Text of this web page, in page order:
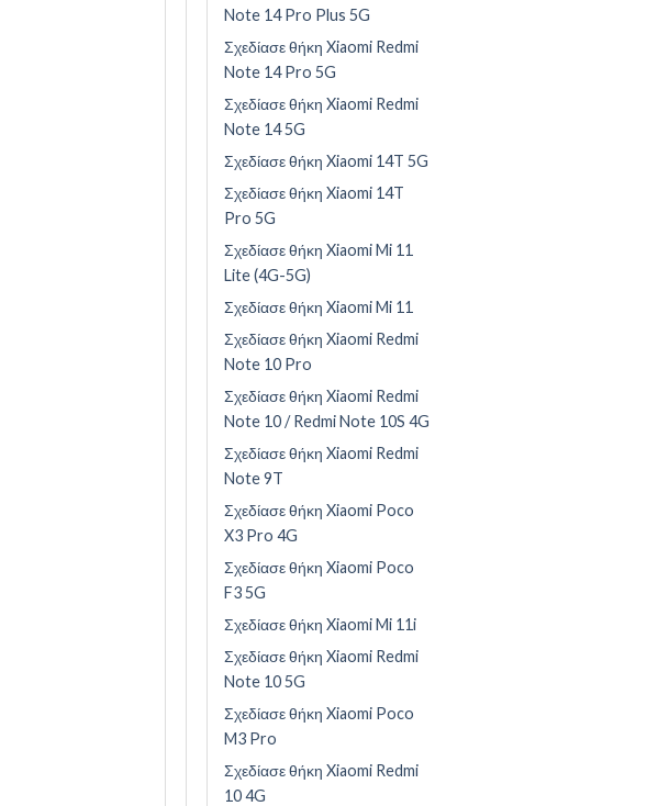
Note 14 Pro Plus 5G
Σχεδίασε θήκη Xiaomi Redmi
Note 14 Pro 5G
Σχεδίασε θήκη Xiaomi Redmi
Note 14 5G
Σχεδίασε θήκη Xiaomi 14T 5G
Σχεδίασε θήκη Xiaomi 14T
Pro 5G
Σχεδίασε θήκη Xiaomi Mi 11
Lite (4G-5G)
Σχεδίασε θήκη Xiaomi Mi 11
Σχεδίασε θήκη Xiaomi Redmi
Note 10 Pro
Σχεδίασε θήκη Xiaomi Redmi
Note 10 / Redmi Note 10S 4G
Σχεδίασε θήκη Xiaomi Redmi
Note 9T
Σχεδίασε θήκη Xiaomi Poco
X3 Pro 4G
Σχεδίασε θήκη Xiaomi Poco
F3 5G
Σχεδίασε θήκη Xiaomi Mi 11i
Σχεδίασε θήκη Xiaomi Redmi
Note 10 5G
Σχεδίασε θήκη Xiaomi Poco
M3 Pro
Σχεδίασε θήκη Xiaomi Redmi
10 4G